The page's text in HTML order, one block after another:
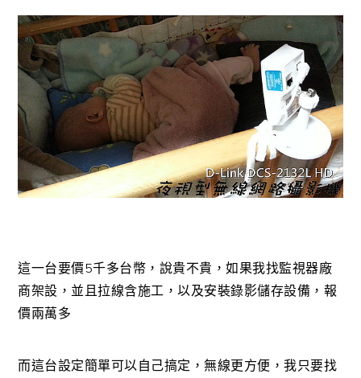
這一台要價5千多台幣，說貴不貴，如果我找監視器廠
商架設，並且拉線含施工，以及安裝錄影儲存設備，報
價兩萬多
而這台設定簡單可以自己搞定，無線更方便，我只要找